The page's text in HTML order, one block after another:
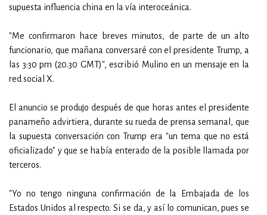
supuesta influencia china en la vía interoceánica.
"Me confirmaron hace breves minutos, de parte de un alto
funcionario, que mañana conversaré con el presidente Trump, a
las 3:30 pm (20.30 GMT)", escribió Mulino en un mensaje en la
red social X.
El anuncio se produjo después de que horas antes el presidente
panameño advirtiera, durante su rueda de prensa semanal, que
la supuesta conversación con Trump era "un tema que no está
oficializado" y que se había enterado de la posible llamada por
terceros.
"Yo no tengo ninguna confirmación de la Embajada de los
Estados Unidos al respecto. Si se da, y así lo comunican, pues se